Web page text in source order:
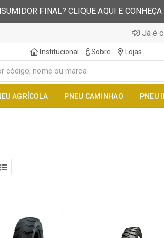
FINAL? CLIQUE AQUI E
Já é
Institucional Sobre Lojas
AGRÍCOLA PNEU CAMINHAO PNEU